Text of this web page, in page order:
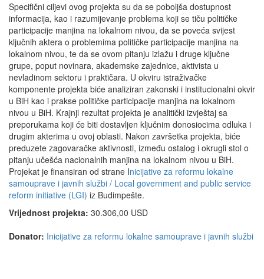
Specifični ciljevi ovog projekta su da se poboljša dostupnost
informacija, kao i razumijevanje problema koji se tiču političke
participacije manjina na lokalnom nivou, da se poveća svijest
ključnih aktera o problemima političke participacije manjina na
lokalnom nivou, te da se ovom pitanju izlažu i druge ključne
grupe, poput novinara, akademske zajednice, aktivista u
nevladinom sektoru i praktičara. U okviru istraživačke
komponente projekta biće analiziran zakonski i institucionalni okvir
u BiH kao i prakse političke participacije manjina na lokalnom
nivou u BiH. Krajnji rezultat projekta je analitički izvještaj sa
preporukama koji će biti dostavljen ključnim donosiocima odluka i
drugim akterima u ovoj oblasti. Nakon završetka projekta, biće
preduzete zagovaračke aktivnosti, između ostalog i okrugli stol o
pitanju učešća nacionalnih manjina na lokalnom nivou u BiH.
Projekat je finansiran od strane Inicijative za reformu lokalne
samouprave i javnih službi / Local government and public service
reform initiative (LGI) iz Budimpešte.
Vrijednost projekta: 30.306,00 USD
Donator: Inicijative za reformu lokalne samouprave i javnih službi